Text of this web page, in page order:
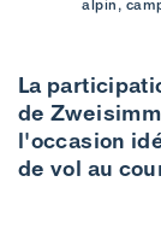
alpin,
La
de
l'occasion
de vol au